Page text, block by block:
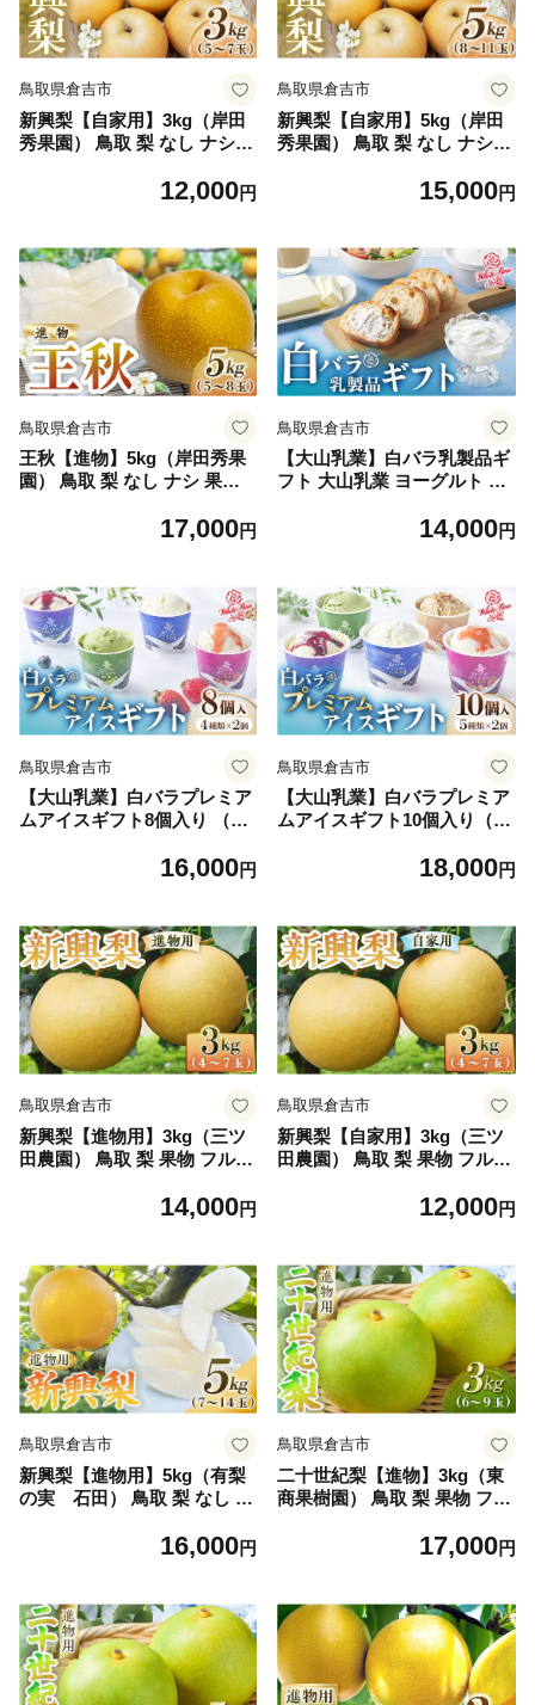
鳥取県倉吉市
新興梨【自家用】3kg（岸田
秀果園） 鳥取 梨 なし ナシ
12,000円
鳥取県倉吉市
新興梨【自家用】5kg（岸田
秀果園） 鳥取 梨 なし ナシ
15,000円
鳥取県倉吉市
王秋【進物】5kg（岸田秀果
園） 鳥取 梨 なし ナシ 果物
うなし 人気 進物 贈答用
17,000円
鳥取県倉吉市
【大山乳業】白バラ乳製品ギ
フト 大山乳業 ヨーグルト チ
ット クリームヨーグルト ク
14,000円
鳥取県倉吉市
【大山乳業】白バラプレミア
ムアイスギフト8個入り （4
アイス 詰め合わせ カップア
砂糖、植物油脂、各種フレー
バー（ごま、えび、チーズな
ど）ベリー クリームチーズ
スイーツ 食べ比べ アイスク
リーム 白バラ牛乳 人気 倉吉
倉吉市
16,000円
鳥取県倉吉市
【大山乳業】白バラプレミア
ムアイスギフト10個入り（大
イス ミルク 抹茶 キャラメル
べ比べ アイスクリーム 人気
倉吉 倉吉市）
18,000円
鳥取県倉吉市
新興梨【進物用】3kg（三ツ
田農園） 鳥取 梨 果物 フルー
人気 甘い 進物 贈答用14,000円
鳥取県倉吉市
新興梨【自家用】3kg（三ツ
田農園） 鳥取 梨 果物 フルー
12,000円
鳥取県倉吉市
新興梨【進物用】5kg（有梨
の実 石田） 鳥取 梨 なし ナ
しんこうなし 人気 進物 贈答
16,000円
鳥取県倉吉市
二十世紀梨【進物】3kg（東
商果樹園） 鳥取 梨 果物 フル
17,000円